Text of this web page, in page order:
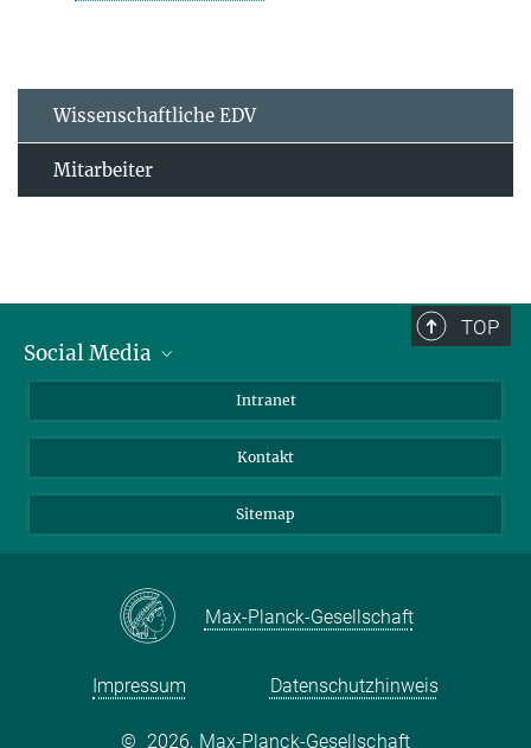
Wissenschaftliche EDV
Mitarbeiter
TOP
Social Media
Intranet
Kontakt
Sitemap
Max-Planck-Gesellschaft
Impressum Datenschutzhinweis
© 2026, Max-Planck-Gesellschaft